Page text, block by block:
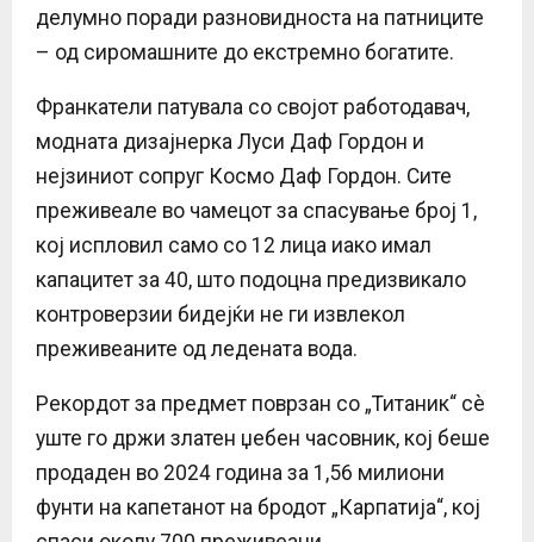
делумно поради разновидноста на патниците
– од сиромашните до екстремно богатите.
Франкатели патувала со својот работодавач,
модната дизајнерка Луси Даф Гордон и
нејзиниот сопруг Космо Даф Гордон. Сите
преживеале во чамецот за спасување број 1,
кој испловил само со 12 лица иако имал
капацитет за 40, што подоцна предизвикало
контроверзии бидејќи не ги извлекол
преживеаните од ледената вода.
Рекордот за предмет поврзан со „Титаник“ сè
уште го држи златен џебен часовник, кој беше
продаден во 2024 година за 1,56 милиони
фунти на капетанот на бродот „Карпатија“, кој